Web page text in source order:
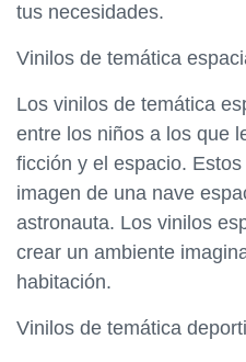
tus necesidades.
Vinilos de temática
Los vinilos de temática
entre los niños a los que
ficción y el espacio.
imagen de una nave
astronauta. Los vinilos
crear un ambiente
habitación.
Vinilos de temática